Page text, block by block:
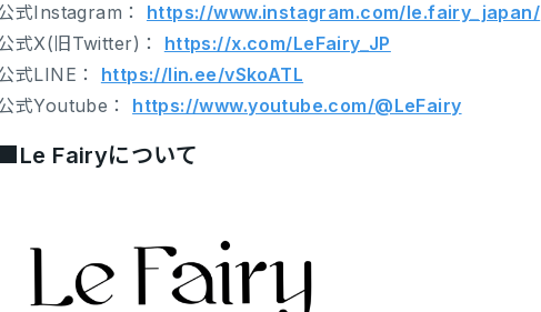
式Instagram： https://www.instagram.com/le.fairy_japan/
式X(旧Twitter)： https://x.com/LeFairy_JP
式LINE： https://lin.ee/vSkoATL
式Youtube： https://www.youtube.com/@LeFairy
■Le Fairyについて